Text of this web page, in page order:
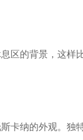
区的背景，这样
卡纳的外观。独